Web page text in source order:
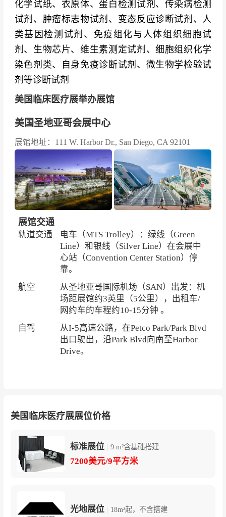
化学试纸、衣原体、蛋白检测试剂、传染病检测
试剂、肿瘤标志物试剂、变态反应诊断试剂、人
类基因检测试剂、免疫组化与人体组织细胞试
剂、生物芯片、维生素测定试剂、细胞组织化学
染色剂类、自身免疫诊断试剂、微生物学检验试
剂等诊断试剂
美国临床医疗展举办展馆
美国圣地亚哥会展中心
展馆地址：111 W. Harbor Dr., San Diego, CA 92101
展馆交通
轨道交通
电车（MTS Trolley）：绿线（Green
Line）和银线（Silver Line）在会展中
心站（Convention Center Station）停
靠。
航空
从圣地亚哥国际机场（SAN）出发：机
场距展馆约3英里（5公里），出租车/
网约车的车程约10-15分钟 。
自驾
从I-5高速公路，在Petco Park/Park Blvd
出口驶出，沿Park Blvd向南至Harbor
Drive。
美国临床医疗展展位价格
标准展位 | 9 m²含基础搭建
7200美元/9平方米
光地展位 | 18m²起，不含搭建